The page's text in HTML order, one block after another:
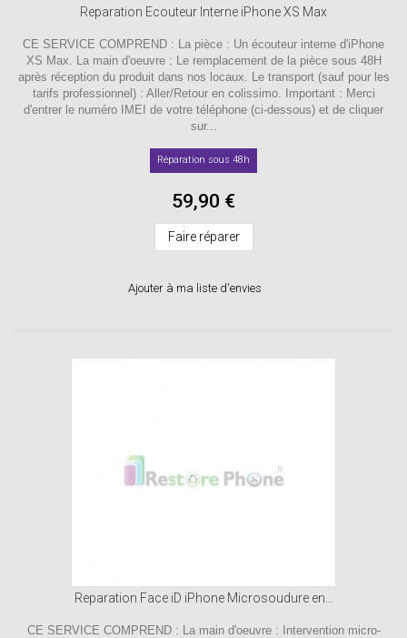
Reparation Ecouteur Interne iPhone XS Max
CE SERVICE COMPREND : La pièce : Un écouteur interne d'iPhone
XS Max. La main d'oeuvre : Le remplacement de la pièce sous 48H
après réception du produit dans nos locaux. Le transport (sauf pour les
tarifs professionnel) : Aller/Retour en colissimo. Important : Merci
d'entrer le numéro IMEI de votre téléphone (ci-dessous) et de cliquer
sur...
Réparation sous 48h
59,90 €
Faire réparer
Ajouter à ma liste d'envies
Reparation Face iD iPhone Microsoudure en...
CE SERVICE COMPREND : La main d'oeuvre : Intervention micro-